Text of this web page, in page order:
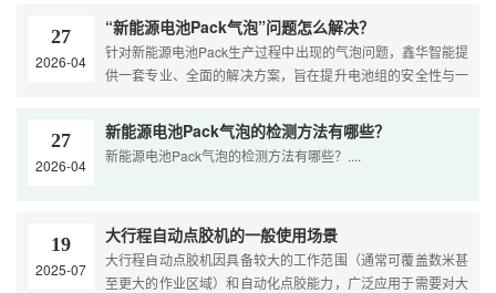
27
2026-04
“新能源电池Pack气泡”问题怎么解决？
针对新能源电池Pack生产过程中出现的气泡问题，鑫华智能提
供一套专业、全面的解决方案，旨在提升电池组的安全性与一
良。具体成因包括：胶粘剂搅拌带入空气、注胶速度过快形成
涡流、工件表面湿气污染、固化放热加速气泡膨胀，以及液冷
系统注液时残留气体。系统性解决方....
27
2026-04
新能源电池Pack气泡的检测方法有哪些？
新能源电池Pack气泡的检测方法有哪些？....
19
2025-07
大行程自动点胶机的一般使用场景
大行程自动点胶机因具备较大的工作范围（通常可覆盖数米甚
至更大的作业区域）和自动化点胶能力，广泛应用于需要对大